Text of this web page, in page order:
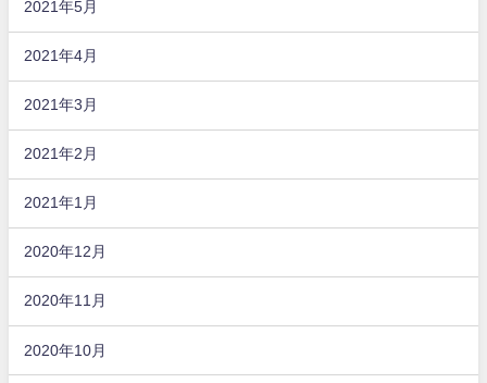
2021年5月
2021年4月
2021年3月
2021年2月
2021年1月
2020年12月
2020年11月
2020年10月